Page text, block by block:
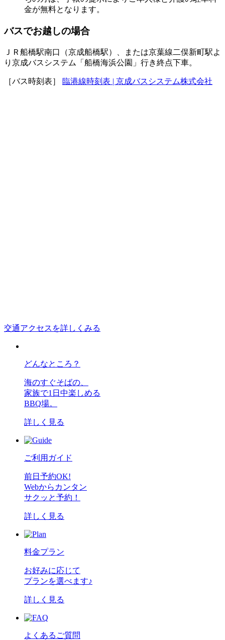
金が無料となります。
バスでお越しの場合
ＪＲ船橋駅南口（京成船橋駅）、または京葉線二俣新町駅よ
り京成バスシステム「船橋海浜公園」行き終点下車。
［バス時刻表］ 臨港線時刻表 | 京成バスシステム株式会社
交通アクセスを詳しくみる
どんなところ？
海のすぐそばの、
家族で1日中楽しめる
BBQ場。
詳しく見る
ご利用ガイド
前日予約OK!
Webからカンタン
サクッと予約！
詳しく見る
料金プラン
お好みに応じて
プランを選べます♪
詳しく見る
よくあるご質問